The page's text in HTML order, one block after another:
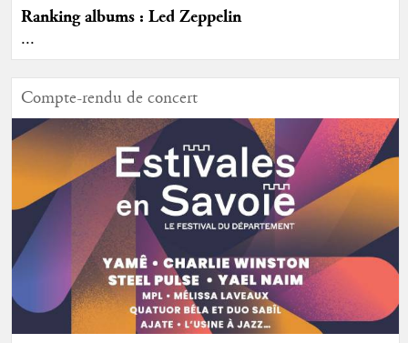
Ranking albums : Led Zeppelin
...
Compte-rendu de concert